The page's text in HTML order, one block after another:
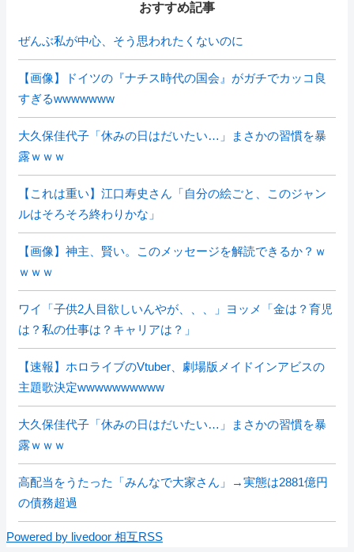
おすすめ記事
ぜんぶ私が中心、そう思われたくないのに
【画像】ドイツの『ナチス時代の国会』がガチでカッコ良
すぎるwwwwwww
大久保佳代子「休みの日はだいたい…」まさかの習慣を暴
露ｗｗｗ
【これは重い】江口寿史さん「自分の絵ごと、このジャン
ルはそろそろ終わりかな」
【画像】神主、賢い。このメッセージを解読できるか？ｗ
ｗｗｗ
ワイ「子供2人目欲しいんやが、、、」ヨッメ「金は？育児
は？私の仕事は？キャリアは？」
【速報】ホロライブのVtuber、劇場版メイドインアビスの
主題歌決定wwwwwwwwww
大久保佳代子「休みの日はだいたい…」まさかの習慣を暴
露ｗｗｗ
高配当をうたった「みんなで大家さん」→実態は2881億円
の債務超過
Powered by livedoor 相互RSS